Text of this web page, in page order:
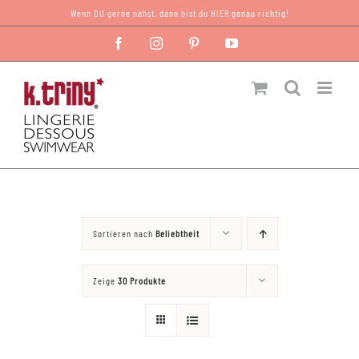
Inhalt
Wenn DU gerne nähst, dann bist du HIER genau richtig!
FacebookInstagramPinterest
Sortieren nach Beliebtheit
Zeige 30 Produkte